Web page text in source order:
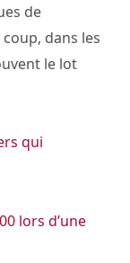
de
dans les
le lot
qui
lors d’une